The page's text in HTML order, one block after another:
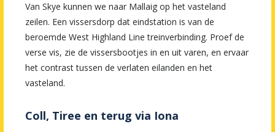
Van Skye kunnen we naar Mallaig op het vasteland
zeilen. Een vissersdorp dat eindstation is van de
beroemde West Highland Line treinverbinding. Proef de
verse vis, zie de vissersbootjes in en uit varen, en ervaar
het contrast tussen de verlaten eilanden en het
vasteland.
Coll, Tiree en terug via Iona